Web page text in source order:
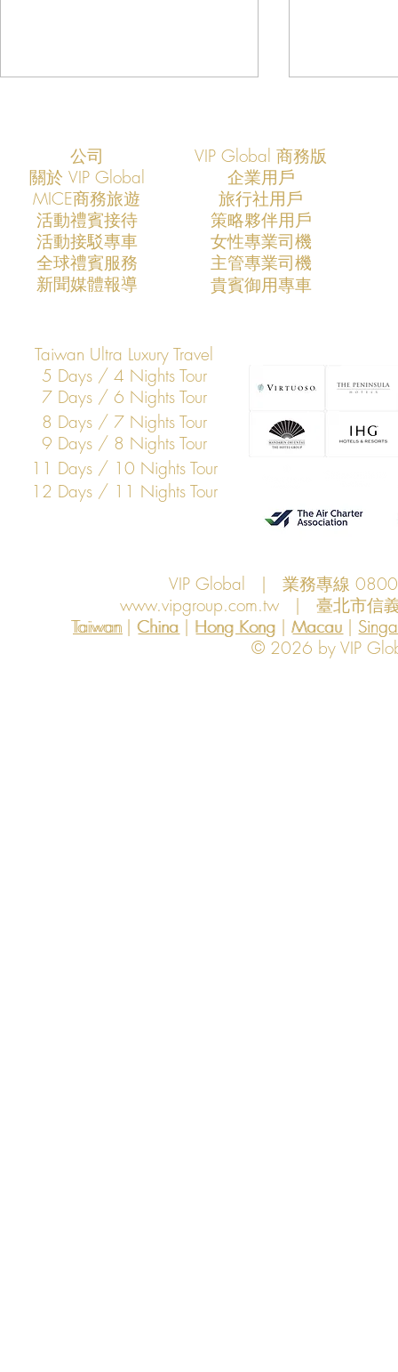
VIP Global成功支援COMPUTEX
2026全球AI產業領袖訪台專案
打造亞洲科技展會商務移動與
VIP Global成
2025全球AI
公司
VIP Global 商務版
關於 VIP Global
企業用戶
​MICE商務旅遊
旅行社用戶
​活動禮賓接待
策略夥伴用戶
活動接駁專車
​全球禮賓服務
​新聞媒體報導
​女性專業司機
​主管專業司機
​貴賓御用專車
Taiwan Ultra Luxury Travel
5 Days / 4 Nights Tour
7 Days / 6 Nights Tour
8 Days / 7 Nights Tour
9 Days / 8 Nights Tour
11 Days / 10 Nights Tour
12 Days / 11 Nights Tour
VIP Global | 業務專線
www.vipgroup.com.tw | 臺北市信
Taiwan | China | Hong Kong | Macau |
Hong Kong
China Macau
Taiwan
© 2026 by VIP